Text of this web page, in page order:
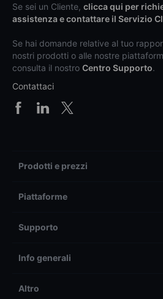
Se sei un Cliente, clicca qui per
assistenza e contattare il Servizio
Se hai domande relative al tuo
nostri prodotti o alle nostre
consulta il nostro Centro Supporto.
Contattaci
Prodotti e prezzi
Piattaforme
Supporto
Info generali
Altro